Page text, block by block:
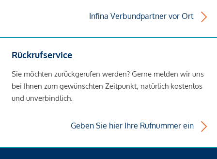
Infina Verbundpartner vor Ort
Rückrufservice
Sie möchten zurückgerufen werden? Gerne melden wir uns
bei Ihnen zum gewünschten Zeitpunkt, natürlich kostenlos
und unverbindlich.
Geben Sie hier Ihre Rufnummer ein